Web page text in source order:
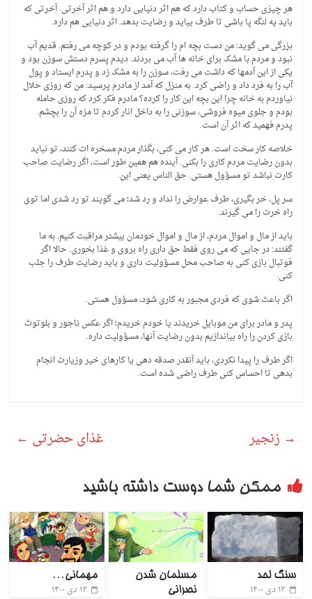
هر چیزی حساب و کتاب دارد که هم اثر دنیایی دارد و هم اثر آخرتی. آخرتی که
باید یه لنگه پا باشی تا طرف بیاید و رضایت بدهد. اثر دنیایی هم داره.
بزرگی می گوید: من دست بچه ام را گرفته بودم و در کوچه می رفتم. قدیم آب
نبود و مردم با مشک برای خانه ها آب می بردند. دیدم پسرم دستش سوزن بود و
یکی از این آدمها که داشت می رفت، سوزن را به مشک زد و پدرم ایستاد و پول
آب را به فرد داد و راضی کرد. به منزل که آمد از مادرم پرسید: من که روزی حلال
نیاوردم به خانه چرا این بچه این کار را کرده؟ مادرم فکر کرد که روزی حامله
بودم و جلوی میوه فروشی، سوزنی را به داخل انار کردم تا مزه آن را بچشم.
پدرم فهمید که اثر آن است.
خلاصه کار سخت است. هر کار می کنی، بگذار مردم مسخره ات کنند، تو نباید
بدون رضایت مردم کاری را بکنی. آینده هم همین طور است، اگر رضایت صاحب
کارت نباشد تو مسؤول هستی. حق الناس یعنی این.
سر پل، خر بگیری، طرف عوارض را نداد و رد شد؛ می گویند تو رد شدی اما توی
راه خرت را می گیرند.
باید از مال و اموال مردم، از مال و اموال خودمان بیشتر مراقبت کنیم. به ما
گفتند: در جایی که می روی فقط حق داری راه بروی و غذا بخوری. حالا اگر
فوتبال بازی کنی به صاحب محل مسؤولیت داری و باید رضایت طرف را جلب
کنی.
اگر باعث شوی که فردی مجبور به کاری شود، مسؤول هستی.
پدر و مادر برای من موبایل خریدند یا خودم خریدم؛ اگر عکس ناجور و بلوتوث
بازی کردن را راه بیاندازیم بدون رضایت آنها، مسؤولیت داره.
اگر طرف را پیدا نکردی، باید آنقدر صدقه دهی یا کارهای خیر وزیارت انجام
بدهی تا احساس کنی طرف راضی شده است.
→ زنجیر غذای حضرتی ←
ممکن شما دوست داشته باشید
سنگ لحد
۱۳ دی ۱۴۰۰
مسلمان شدن
نصرانی
مهمانی…
۱۳ دی ۱۴۰۰